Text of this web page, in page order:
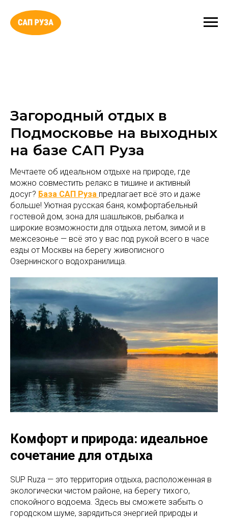
Загородный отдых в
Подмосковье на выходных
на базе САП Руза
Мечтаете об идеальном отдыхе на природе, где
можно совместить релакс в тишине и активный
досуг? База САП Руза предлагает всё это и даже
больше! Уютная русская баня, комфортабельный
гостевой дом, зона для шашлыков, рыбалка и
широкие возможности для отдыха летом, зимой и в
межсезонье — всё это у вас под рукой всего в часе
езды от Москвы на берегу живописного
Озернинского водохранилища.
Комфорт и природа: идеальное
сочетание для отдыха
SUP Ruza — это территория отдыха, расположенная в
экологически чистом районе, на берегу тихого,
спокойного водоема. Здесь вы сможете забыть о
городском шуме, зарядиться энергией природы и